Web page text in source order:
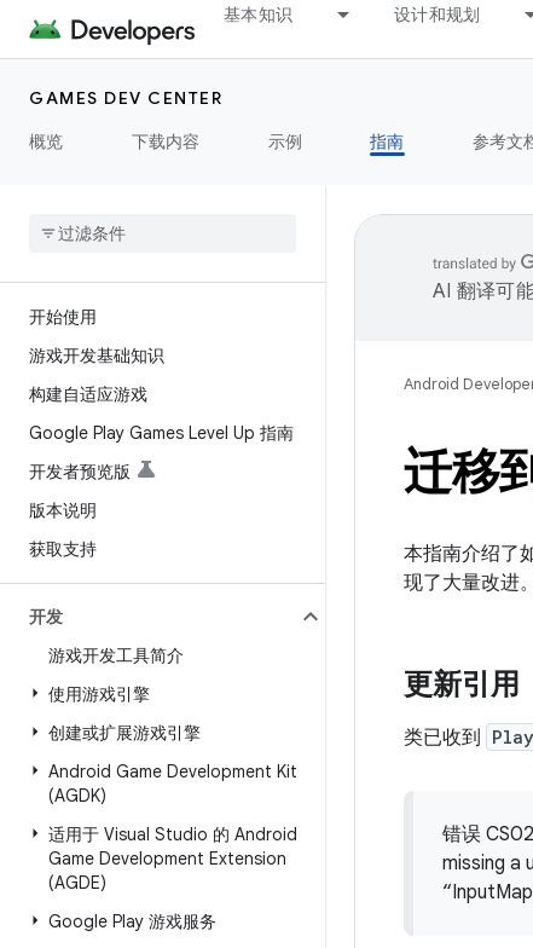
基本知识 设计和规划
GAMES DEV CENTER
概览
下载内容 示例 指南 参考文
开始使用
游戏开发基础知识
构建自适应游戏
Google Play Games Level Up 指南
开发者预览版
版本说明
获取支持
开发
游戏开发工具简介
使用游戏引擎
创建或扩展游戏引擎
Android Game Development Kit
(AGDK)
适用于 Visual Studio 的 Android
Game Development Extension
(AGDE)
Google Play 游戏服务
AI 翻译可
Android
迁移
本指南介绍了
现了大量改进。
更新引用
类已收到 Play
错误
missing a